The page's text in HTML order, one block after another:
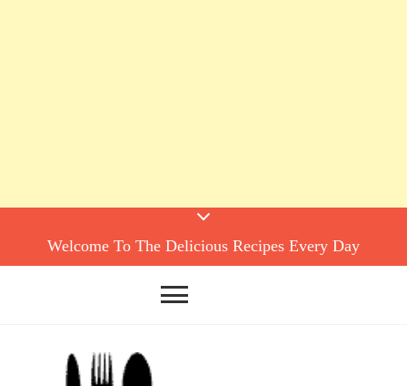
Welcome To The Delicious Recipes Every Day